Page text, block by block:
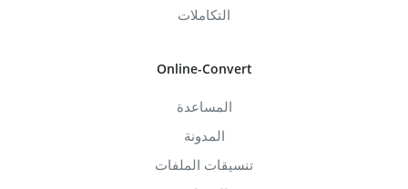
التكاملات
Online-Convert
المساعدة
المدونة
تنسيقات الملفات